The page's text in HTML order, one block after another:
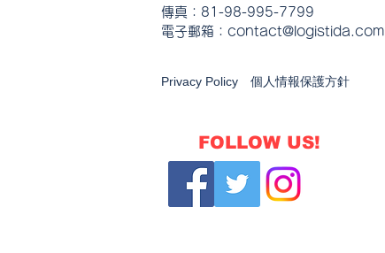
傳真：81-98-995-7799
電子郵箱：contact@logistida.com
Privacy Policy 個人情報保護方針
FOLLOW US!